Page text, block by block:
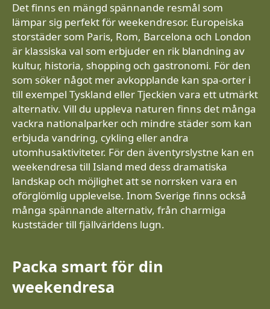
Det finns en mängd spännande resmål som
lämpar sig perfekt för weekendresor. Europeiska
storstäder som Paris, Rom, Barcelona och London
är klassiska val som erbjuder en rik blandning av
kultur, historia, shopping och gastronomi. För den
som söker något mer avkopplande kan spa-orter i
till exempel Tyskland eller Tjeckien vara ett utmärkt
alternativ. Vill du uppleva naturen finns det många
vackra nationalparker och mindre städer som kan
erbjuda vandring, cykling eller andra
utomhusaktiviteter. För den äventyrslystne kan en
weekendresa till Island med dess dramatiska
landskap och möjlighet att se norrsken vara en
oförglömlig upplevelse. Inom Sverige finns också
många spännande alternativ, från charmiga
kuststäder till fjällvärldens lugn.
Packa smart för din
weekendresa